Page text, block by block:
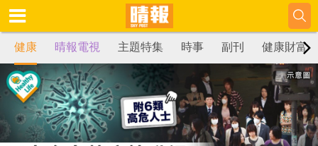
健康 晴報電視 主題特集 時事 副刊 健康財富